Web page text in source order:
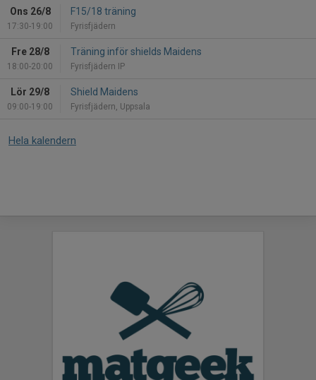
Ons 26/8
17:30-19:00
F15/18 träning
Fyrisfjädern
Fre 28/8
18:00-20:00
Träning inför shields Maidens
Fyrisfjädern IP
Lör 29/8
09:00-19:00
Shield Maidens
Fyrisfjädern, Uppsala
Hela kalendern